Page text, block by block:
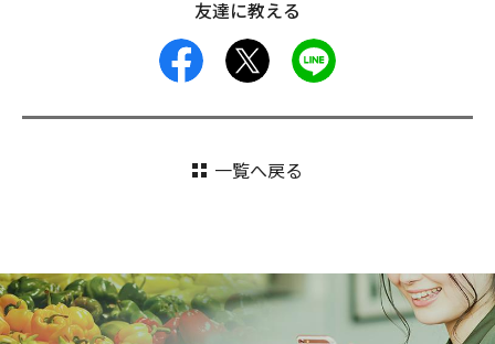
友達に教える
facebook
一覧へ戻る